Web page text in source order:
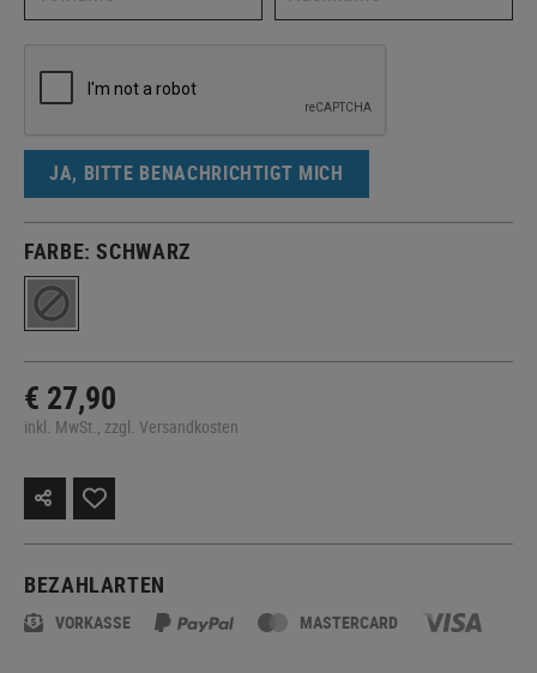
JA, BITTE BENACHRICHTIGT MICH
FARBE:SCHWARZ
€ 27,90
inkl. MwSt., zzgl. Versandkosten
BEZAHLARTEN
VORKASSE MASTERCARD